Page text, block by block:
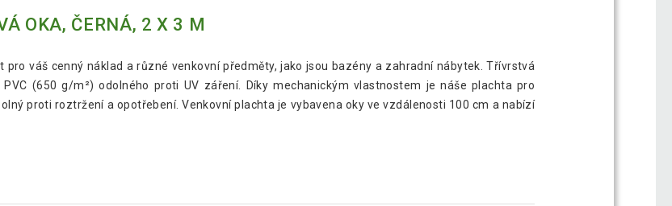
OKA, ČERNÁ, 2 X 3 M
váš cenný náklad a různé venkovní předměty, jako jsou bazény a zahradní nábytek. Třívrstvá
(650 g/m²) odolného proti UV záření. Díky mechanickým vlastnostem je náše plachta pro
proti roztržení a opotřebení. Venkovní plachta je vybavena oky ve vzdálenosti 100 cm a nabízí